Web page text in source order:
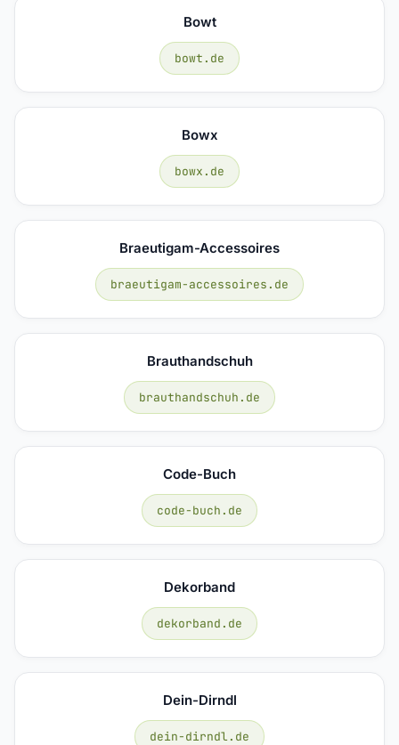
Bowt
bowt.de
Bowx
bowx.de
Braeutigam-Accessoires
braeutigam-accessoires.de
Brauthandschuh
brauthandschuh.de
Code-Buch
code-buch.de
Dekorband
dekorband.de
Dein-Dirndl
dein-dirndl.de